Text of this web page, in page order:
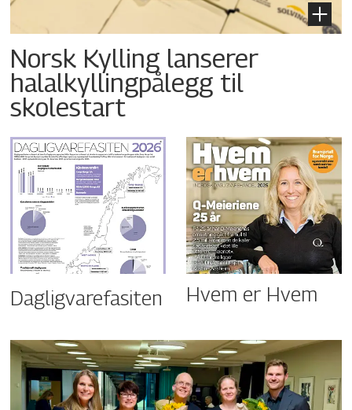
Norsk Kylling lanserer
halalkyllingpålegg til
skolestart
Dagligvarefasiten Hvem er Hvem